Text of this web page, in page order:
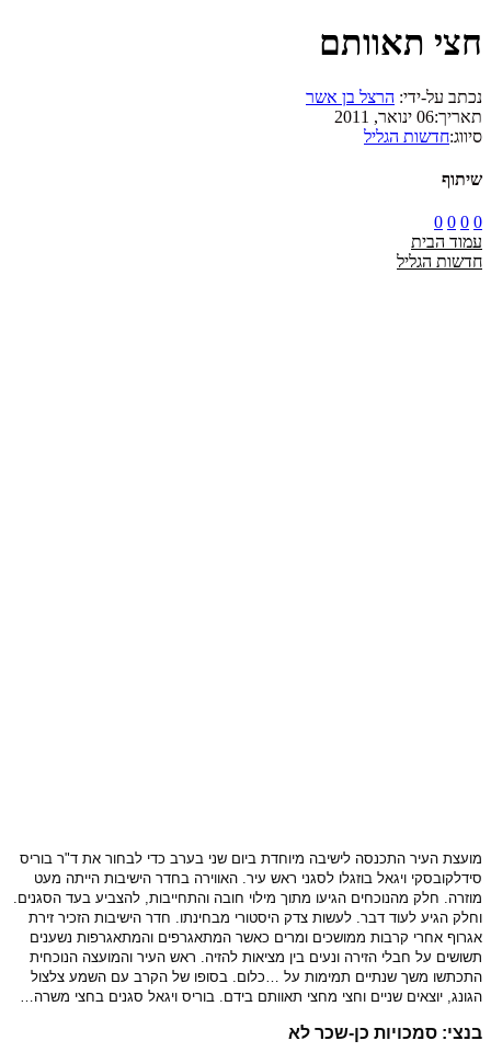
חצי תאוותם
נכתב על-ידי: הרצל בן אשר
תאריך:06 ינואר, 2011
סיווג:חדשות הגליל
שיתוף
0
0
0
0
עמוד הבית
חדשות הגליל
מועצת העיר התכנסה לישיבה מיוחדת ביום שני בערב כדי לבחור את ד"ר בוריס
סידלקובסקי ויגאל בוזגלו לסגני ראש עיר. האווירה בחדר הישיבות הייתה מעט
מוזרה. חלק מהנוכחים הגיעו מתוך מילוי חובה והתחייבות, להצביע בעד הסגנים.
וחלק הגיע לעוד דבר. לעשות צדק היסטורי מבחינתו. חדר הישיבות הזכיר זירת
אגרוף אחרי קרבות ממושכים ומרים כאשר המתאגרפים והמתאגרפות נשענים
תשושים על חבלי הזירה ונעים בין מציאות להזיה. ראש העיר והמועצה הנוכחית
התכתשו משך שנתיים תמימות על …כלום. בסופו של הקרב עם השמע צלצול
הגונג, יוצאים שניים וחצי מחצי תאוותם בידם. בוריס ויגאל סגנים בחצי משרה…
בנצי: סמכויות כן-שכר לא